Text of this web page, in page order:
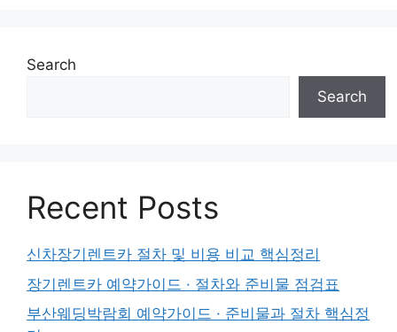
Search
Search
Recent Posts
신차장기렌트카 절차 및 비용 비교 핵심정리
장기렌트카 예약가이드 · 절차와 준비물 점검표
부산웨딩박람회 예약가이드 · 준비물과 절차 핵심정